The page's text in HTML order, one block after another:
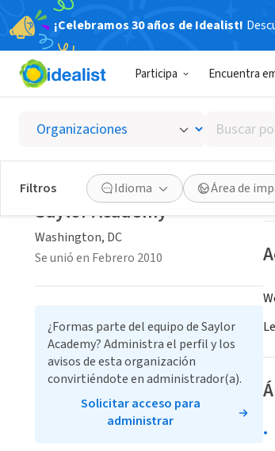
¡Celebramos 30 años de Idealist!
Participa Encuentra
Buscar
por
palabra
clave
o
interés
Filtros Idioma Área de
Saylor Academy
Washington, DC
Se unió en Febrero 2010
¿Formas parte del equipo de Saylor
Academy? Administra el perfil y los
avisos de esta organización
convirtiéndote en administrador(a).
Solicitar acceso para
administrar